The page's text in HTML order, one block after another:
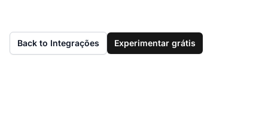
Back to Integrações Experimentar grátis